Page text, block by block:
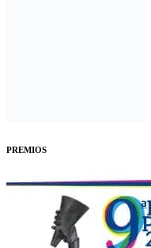
PREMIOS